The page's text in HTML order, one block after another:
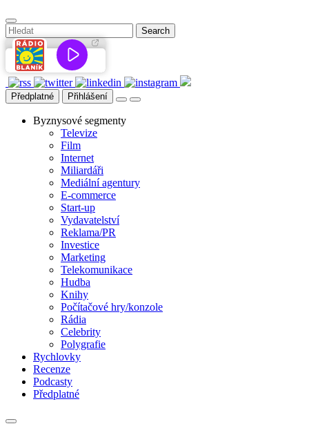
Předplatné Přihlášení
Byznysové segmenty
Televize
Film
Internet
Miliardáři
Mediální agentury
E-commerce
Start-up
Vydavatelství
Reklama/PR
Investice
Marketing
Telekomunikace
Hudba
Knihy
Počítačové hry/konzole
Rádia
Celebrity
Polygrafie
Rychlovky
Recenze
Podcasty
Předplatné